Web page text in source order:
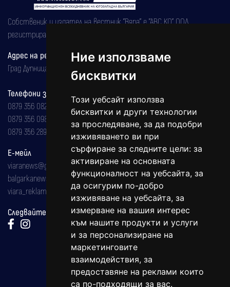
Ние използваме
бисквитки
Този уебсайт използва
бисквитки и други технологии
за проследяване, за да подобри
изживяването ви при
сърфиране за следните цели: за
активиране на основната
функционалност на уебсайта, за
да осигурим по-добро
изживяване на уебсайта, за
измерване на вашия интерес
към нашите продукти и услуги
и за персонализиране на
маркетинговите
взаимодействия, за
предоставяне на реклами които
са по-подходящи за вас.
Собственик и издател на вестник "Вяра" е "АВС КО" ООД,
регистрирана на 08.05.2002 година.
Адрес на редакцията
Град Дупница, ул.''Христо Ботев" 43
Телефони за реклама и абонаменти
0879 356 082
0879 356 098
0879 356 289
Е-мейл
viaranews@gmail.com
balgarkanews@gmail.com
viara_reklama@mail.bg
Следвайте ни: